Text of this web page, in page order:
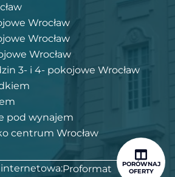
PORÓWNAJ
OFERTY
Wrocław
Wrocław
Wrocław
3- i 4- pokojowe Wrocław
pod wynajem
centrum Wrocław
Proformat